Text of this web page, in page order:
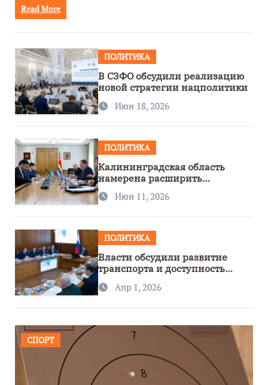
Read More
ПОЛИТИКА
В СЗФО обсудили реализацию
новой стратегии нацполитики
Июн 18, 2026
ПОЛИТИКА
Калининградская область
намерена расширить
сотрудничество с Узбекистаном
Июн 11, 2026
ПОЛИТИКА
Власти обсудили развитие
транспорта и доступность
региона
Апр 1, 2026
СПОРТ